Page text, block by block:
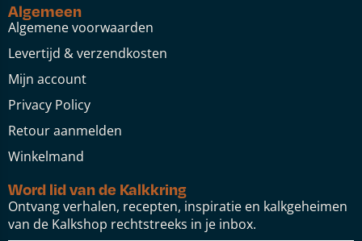
Algemeen
Algemene voorwaarden
Levertijd & verzendkosten
Mijn account
Privacy Policy
Retour aanmelden
Winkelmand
Word lid van de Kalkkring
Ontvang verhalen, recepten, inspiratie en kalkgeheimen
van de Kalkshop rechtstreeks in je inbox.